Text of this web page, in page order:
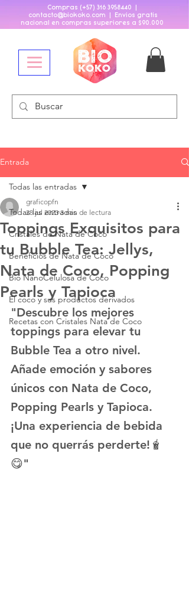
Compras (+57) 316 3958440
contacto@biokoko. com | Envios gratis
nacional en compras superiores a $90 000
Entrada
Todas las entradas
Cristales de Nata de Coco
Beneficios de Nata de Coco
Bio NanoCelulosa de Coco
El coco y sus productos derivados
Recetas con Cristales Nata de Coco
Todas las entradas
Toppings Exquisitos para
tu Bubble Tea: Jellys,
Nata de Coco, Popping
Pearls y Tapioca
graficopfn
28 jul 2023 3 min de lectura
"Descubre los mejores
toppings para elevar tu
Bubble Tea a otro nivel.
Añade emoción y sabores
únicos con Nata de Coco,
Popping Pearls y Tapioca.
¡Una experiencia de bebida
que no querrás perderte!🧋
😋"